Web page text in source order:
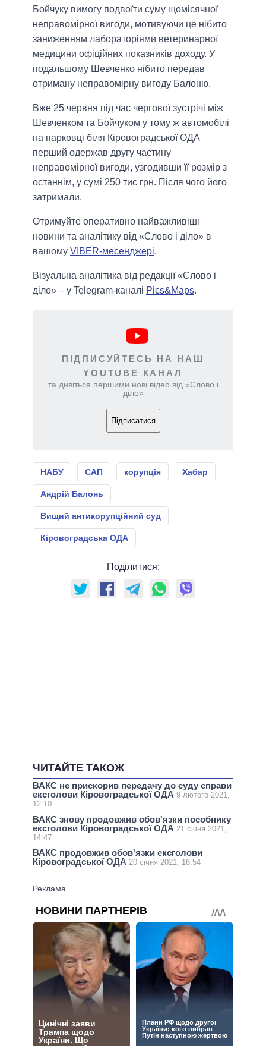
Бойчуку вимогу подвоїти суму щомісячної
неправомірної вигоди, мотивуючи це нібито
заниженням лабораторіями ветеринарної
медицини офіційних показників доходу. У
подальшому Шевченко нібито передав
отриману неправомірну вигоду Балоню.
Вже 25 червня під час чергової зустрічі між
Шевченком та Бойчуком у тому ж автомобілі
на парковці біля Кіровоградської ОДА
перший одержав другу частину
неправомірної вигоди, узгодивши її розмір з
останнім, у сумі 250 тис грн. Після чого його
затримали.
Отримуйте оперативно найважливіші
новини та аналітику від «Слово і діло» в
вашому VIBER-месенджері.
Візуальна аналітика від редакції «Слово і
діло» – у Telegram-каналі Pics&Maps.
ПІДПИСУЙТЕСЬ НА НАШ
YOUTUBE КАНАЛ
та дивіться першими нові відео від «Слово і
діло»
Підписатися
НАБУ САП корупція Хабар
Андрій Балонь
Вищий антикорупційний суд
Кіровоградська ОДА
Поділитися:
ЧИТАЙТЕ ТАКОЖ
ВАКС не прискорив передачу до суду справи
ексголови Кіровоградської ОДА 9 лютого 2021,
12:10
ВАКС знову продовжив обов'язки пособнику
ексголови Кіровоградської ОДА 21 січня 2021,
14:47
ВАКС продовжив обов'язки ексголови
Кіровоградської ОДА 20 січня 2021, 16:54